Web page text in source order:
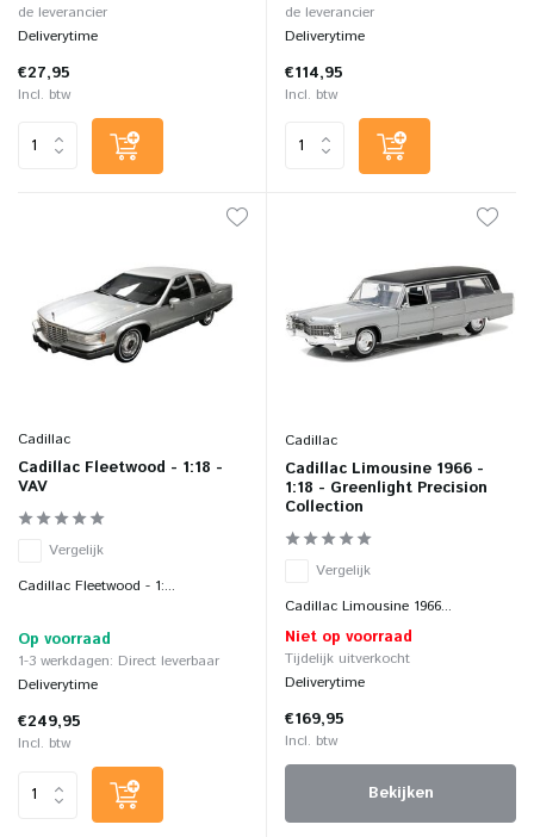
de leverancier
Deliverytime
€27,95
Incl. btw
de leverancier
Deliverytime
€114,95
Incl. btw
Cadillac
Cadillac Fleetwood - 1:18 -
VAV
Vergelijk
Cadillac Fleetwood - 1:...
Op voorraad
1-3 werkdagen: Direct leverbaar
Deliverytime
€249,95
Incl. btw
Cadillac
Cadillac Limousine 1966 -
1:18 - Greenlight Precision
Collection
Vergelijk
Cadillac Limousine 1966...
Niet op voorraad
Tijdelijk uitverkocht
Deliverytime
€169,95
Incl. btw
Bekijken